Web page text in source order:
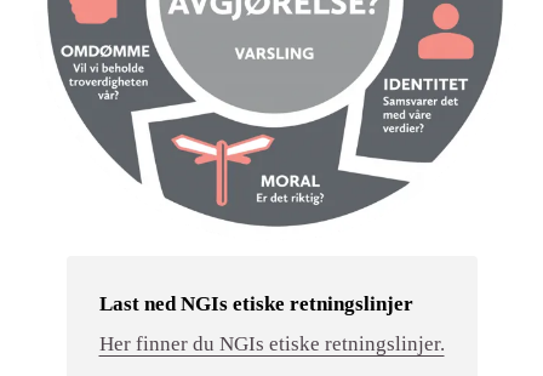
Last ned NGIs etiske retningslinjer
Her finner du NGIs etiske retningslinjer.